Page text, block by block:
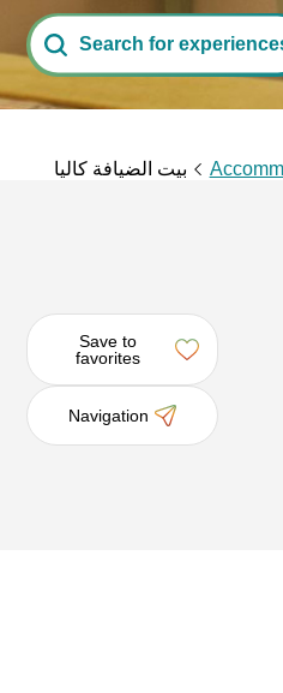
Search for
بيت الضيافة كاليا
Save to
favorites
Navigation